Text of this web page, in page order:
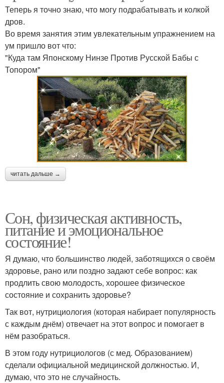
Теперь я точно знаю, что могу подрабатывать и колкой
дров.
Во время занятия этим увлекательным упражнением на
ум пришло вот что:
"Куда там Японскому Нинзе Против Русской Бабы с
Топором"
читать дальше →
Сон, физическая активность,
питание и эмоциональное
состояние!
Я думаю, что большинство людей, заботящихся о своём
здоровье, рано или поздно задают себе вопрос: как
продлить свою молодость, хорошее физическое
состояние и сохранить здоровье?
Так вот, нутрициология (которая набирает популярность
с каждым днём) отвечает на этот вопрос и помогает в
нём разобраться.
В этом году нутрициологов (с мед. Образованием)
сделали официальной медицинской должностью. И,
думаю, что это не случайность.